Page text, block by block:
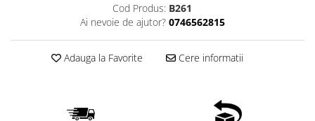
Cod Produs: B261
Ai nevoie de ajutor? 0746562815
Adauga la Favorite Cere informatii